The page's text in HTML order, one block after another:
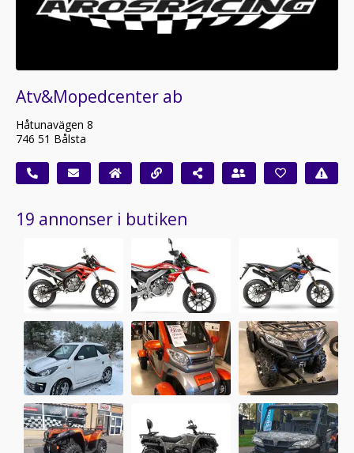
Atv&Mopedcenter ab
Håtunavägen 8
746 51 Bålsta
19 annonser i butiken